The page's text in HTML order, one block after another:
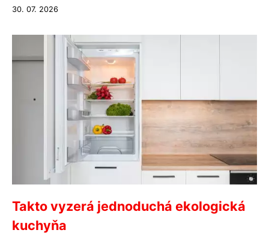
30. 07. 2026
Takto vyzerá jednoduchá ekologická
kuchyňa